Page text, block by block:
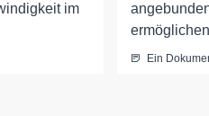
im
Ein